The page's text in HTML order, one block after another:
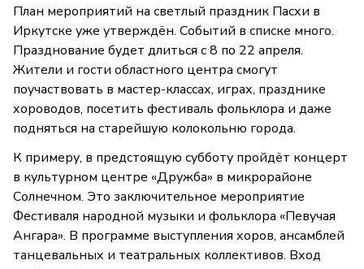
План мероприятий на светлый праздник Пасхи в
Иркутске уже утверждён. Событий в списке много.
Празднование будет длиться с 8 по 22 апреля.
Жители и гости областного центра смогут
поучаствовать в мастер-классах, играх, празднике
хороводов, посетить фестиваль фольклора и даже
подняться на старейшую колокольню города.
К примеру, в предстоящую субботу пройдёт концерт
в культурном центре «Дружба» в микрорайоне
Солнечном. Это заключительное мероприятие
Фестиваля народной музыки и фольклора «Певучая
Ангара». В программе выступления хоров, ансамблей
танцевальных и театральных коллективов. Вход